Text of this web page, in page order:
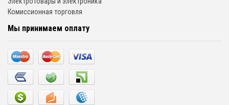
Комиссионная торговля
Мы принимаем оплату